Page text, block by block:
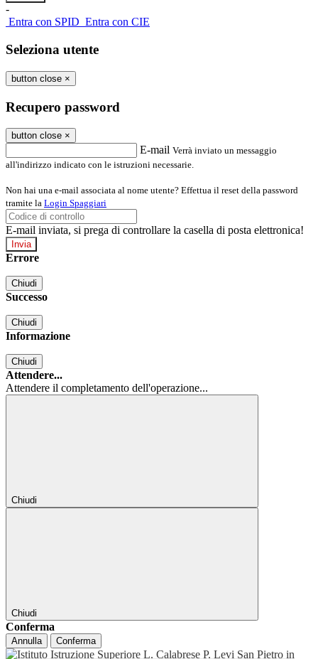
-
Entra con SPID Entra con CIE
Seleziona utente
button close ×
Recupero password
button close ×
E-mail Verrà inviato un messaggio
all'indirizzo indicato con le istruzioni necessarie.
Non hai una e-mail associata al nome utente? Effettua il reset della password
tramite la Login Spaggiari
E-mail inviata, si prega di controllare la casella di posta elettronica!
Errore
Chiudi
Successo
Chiudi
Informazione
Chiudi
Attendere...
Attendere il completamento dell'operazione...
Chiudi
Chiudi
Conferma
Annulla Conferma